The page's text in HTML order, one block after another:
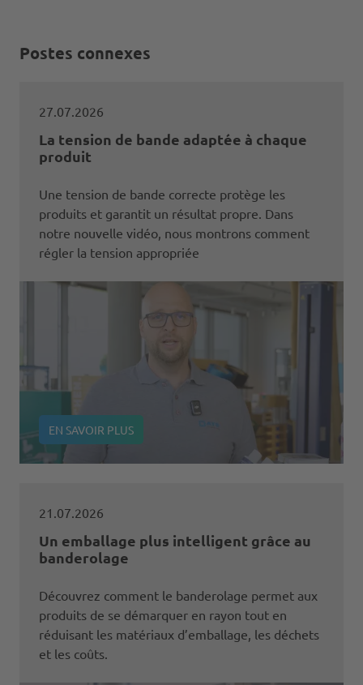
Postes connexes
27.07.2026
La tension de bande adaptée à chaque
produit
Une tension de bande correcte protège les
produits et garantit un résultat propre. Dans
notre nouvelle vidéo, nous montrons comment
régler la tension appropriée
EN SAVOIR PLUS
21.07.2026
Un emballage plus intelligent grâce au
banderolage
Découvrez comment le banderolage permet aux
produits de se démarquer en rayon tout en
réduisant les matériaux d’emballage, les déchets
et les coûts.